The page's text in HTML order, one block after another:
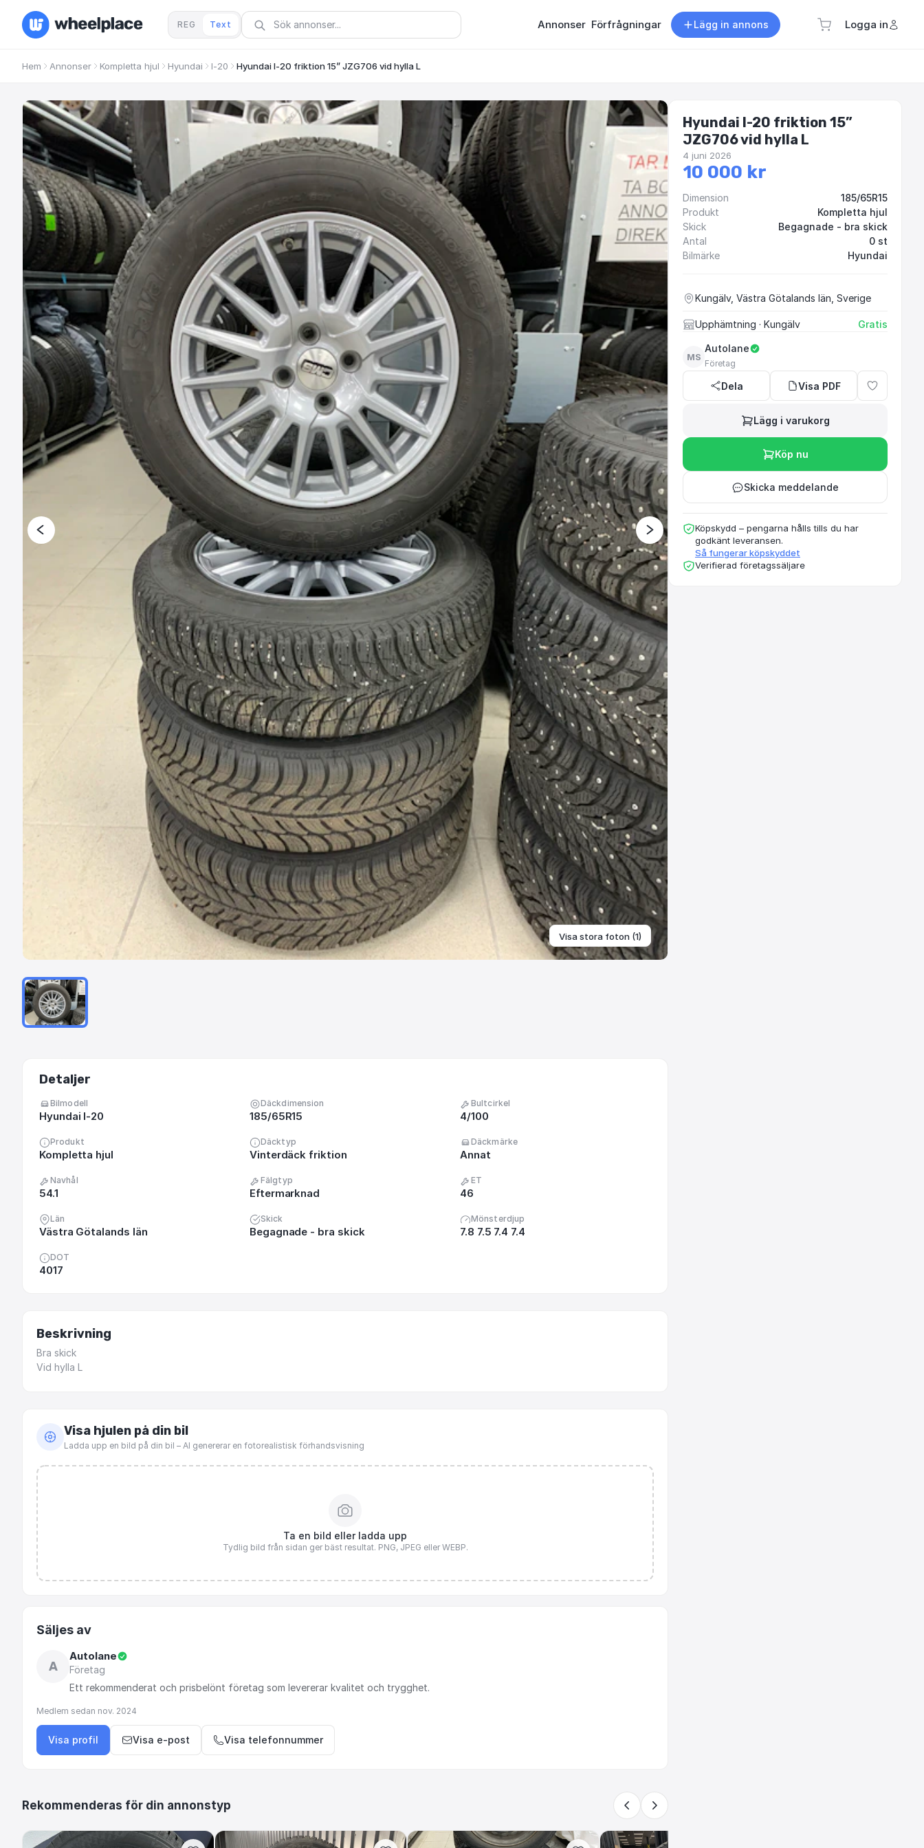
REG Text Annonser Förfrågningar Lägg in annons Logga in
Hem Annonser Kompletta hjul Hyundai I-20 Hyundai I-20 friktion 15” JZG706 vid hylla L
Visa stora foton (1)
Detaljer
Bilmodell
Hyundai I-20
Däckdimension
185/65R15
Bultcirkel
4/100
Produkt
Kompletta hjul
Däcktyp
Vinterdäck friktion
Däckmärke
Annat
Navhål
54.1
Fälgtyp
Eftermarknad
ET
46
Län
Västra Götalands län
Skick
Begagnade - bra skick
Mönsterdjup
7.8 7.5 7.4 7.4
DOT
4017
Beskrivning
Bra skick
Vid hylla L
Visa hjulen på din bil
Ladda upp en bild på din bil – AI genererar en fotorealistisk förhandsvisning
Ta en bild eller ladda upp
Tydlig bild från sidan ger bäst resultat. PNG, JPEG eller WEBP.
Säljes av
A
Autolane
Företag
Ett rekommenderat och prisbelönt företag som levererar kvalitet och trygghet.
Medlem sedan nov. 2024
Visa profil Visa e-post Visa telefonnummer
Rekommenderas för din annonstyp
Hyundai I-20 friktion 15”
JZG706 vid hylla L
4 juni 2026
10 000 kr
Dimension
185/65R15
Produkt
Kompletta hjul
Skick
Begagnade - bra skick
Antal
0 st
Bilmärke
Hyundai
Kungälv, Västra Götalands län, Sverige
Upphämtning · Kungälv Gratis
MS
Autolane
Företag
Dela Visa PDF
Lägg i varukorg
Köp nu
Skicka meddelande
Köpskydd – pengarna hålls tills du har
godkänt leveransen.
Så fungerar köpskyddet
Verifierad företagssäljare